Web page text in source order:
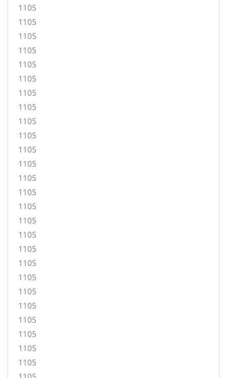
1105
1105
1105
1105
1105
1105
1105
1105
1105
1105
1105
1105
1105
1105
1105
1105
1105
1105
1105
1105
1105
1105
1105
1105
1105
1105